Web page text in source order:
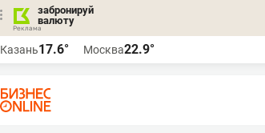
забронируй
валюту
Казань17.6° Москва22.9°